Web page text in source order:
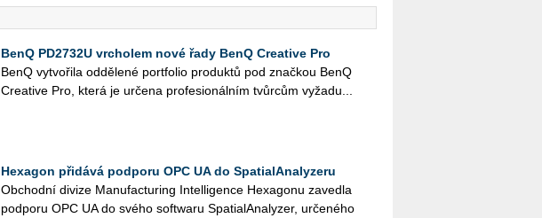
BenQ PD2732U vrcholem nové řady BenQ Creative Pro
BenQ vy­tvo­ři­la od­dě­le­né port­fo­lio pro­duk­tů pod znač­kou BenQ
Cre­a­ti­ve Pro, která je ur­če­na pro­fe­si­o­nál­ním tvůr­cům vy­ža­du...
Hexagon přidává podporu OPC UA do SpatialAnalyzeru
Ob­chod­ní di­vi­ze Ma­nu­factu­ring In­tel­li­gen­ce He­xa­go­nu za­ved­la
pod­po­ru OPC UA do svého soft­wa­ru Spa­tia­l­A­na­ly­zer, ur­če­né­ho